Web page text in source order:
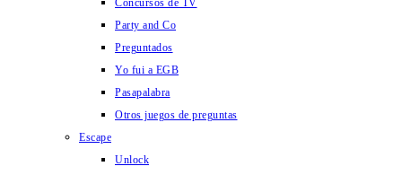
Concursos de TV
Party and Co
Preguntados
Yo fui a EGB
Pasapalabra
Otros juegos de preguntas
Escape
Unlock